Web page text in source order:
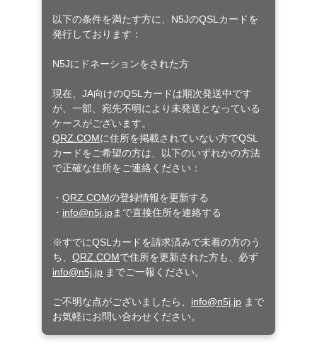
以下の条件を満たす方に、N5JのQSLカードを
発行しております：
N5Jにドネーションをされた方
現在、JA向けのQSLカードは順次発送中です
が、一部、宛先不明により未発送となっている
ケースがございます。
QRZ.COMに住所を掲載されていない方でQSL
カードをご希望の方は、以下のいずれかの方法
で正確な住所をご連絡ください：
・ QRZ.COMの登録情報を更新する
・ info@n5j.jpまで直接住所を連絡する
※すでにQSLカードを請求済みで未着の方のう
ち、 QRZ.COMで住所を更新された方も、必ず
info@n5j.jp までご一報ください。
ご不明な点がございましたら、 info@n5j.jp まで
お気軽にお問い合わせください。